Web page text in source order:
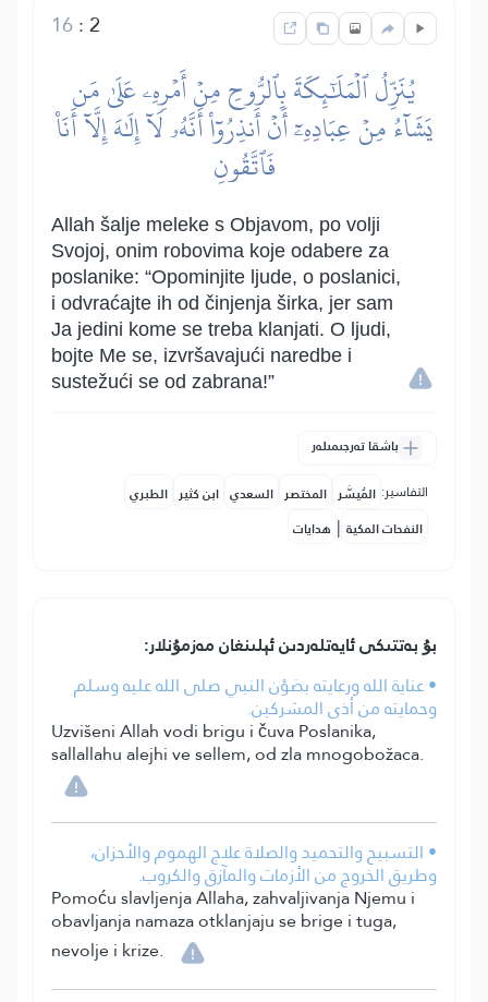
2
:
16
يُنَزِّلُ ٱلۡمَلَٰٓئِكَةَ بِٱلرُّوحِ مِنۡ أَمۡرِهِۦ عَلَىٰ مَن
يَشَآءُ مِنۡ عِبَادِهِۦٓ أَنۡ أَنذِرُوٓاْ أَنَّهُۥ لَآ إِلَٰهَ إِلَّآ أَنَا۠
فَٱتَّقُونِ
Allah šalje meleke s Objavom, po volji
Svojoj, onim robovima koje odabere za
poslanike: “Opominjite ljude, o poslanici,
i odvraćajte ih od činjenja širka, jer sam
Ja jedini kome se treba klanjati. O ljudi,
bojte Me se, izvršavajući naredbe i
sustežući se od zabrana!”
باشقا تەرجىمىلەر
التفاسير: المُيسَّر المختصر السعدي ابن كثير الطبري
النفحات المكية | هدايات
بۇ بەتتىكى ئايەتلەردىن ئېلىنغان مەزمۇنلار:
• عناية الله ورعايته بصَوْن النبي صلى الله عليه وسلم
وحمايته من أذى المشركين.
Uzvišeni Allah vodi brigu i čuva Poslanika,
sallallahu alejhi ve sellem, od zla mnogobožaca.
• التسبيح والتحميد والصلاة علاج الهموم والأحزان،
وطريق الخروج من الأزمات والمآزق والكروب.
Pomoću slavljenja Allaha, zahvaljivanja Njemu i
obavljanja namaza otklanjaju se brige i tuga,
nevolje i krize.